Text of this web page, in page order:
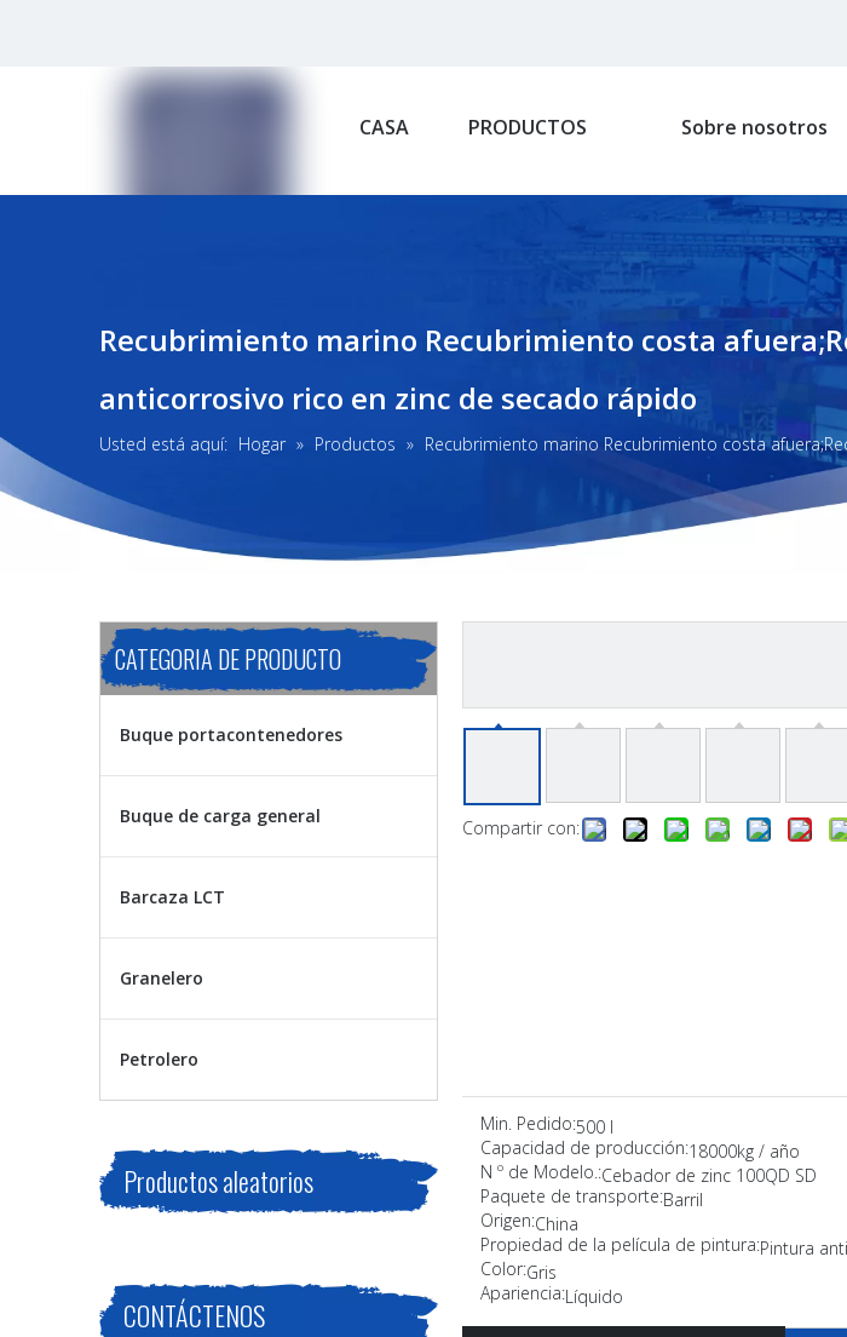
CASA PRODUCTOS Sobre nosotros
Recubrimiento marino Recubrimiento costa
anticorrosivo rico en zinc de secado rápido
Usted está aquí: Hogar » Productos » Recubrimiento marino Recubrimiento costa
CATEGORIA DE PRODUCTO
Buque portacontenedores
Buque de carga general
Barcaza LCT
Granelero
Petrolero
Productos aleatorios
CONTÁCTENOS
Compartir con:
Min. Pedido:500 l
Capacidad de producción:18000kg / año
N º de Modelo.:Cebador de zinc 100QD SD
Paquete de transporte:Barril
Origen:China
Propiedad de la película de pintura:Pintura
Color:Gris
Apariencia:Líquido